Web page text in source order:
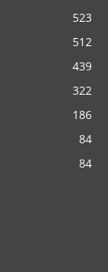
523
512
439
322
186
84
84